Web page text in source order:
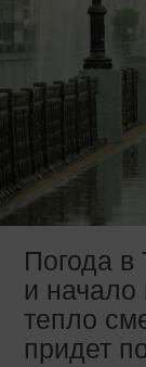
Погода
и
тепло
придет